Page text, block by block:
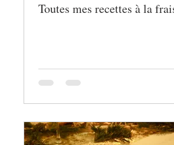
Toutes mes recettes à la